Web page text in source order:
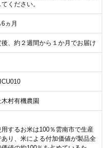
ください。
ヵ月
、約２週間から１か月でお届け
村有機農園
するお米は100％雲南市で生産
あり、米による付加価値が製品全